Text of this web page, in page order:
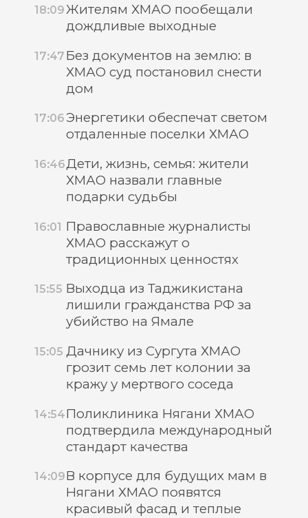
18:09Жителям ХМАО пообещали
дождливые выходные
17:47 Без документов на землю: в
ХМАО суд постановил снести
дом
17:06 Энергетики обеспечат светом
отдаленные поселки ХМАО
16:46Дети, жизнь, семья: жители
ХМАО назвали главные
подарки судьбы
16:01 Православные журналисты
ХМАО расскажут о
традиционных ценностях
15:55 Выходца из Таджикистана
лишили гражданства РФ за
убийство на Ямале
15:05 Дачнику из Сургута ХМАО
грозит семь лет колонии за
кражу у мертвого соседа
14:54Поликлиника Нягани ХМАО
подтвердила международный
стандарт качества
14:09В корпусе для будущих мам в
Нягани ХМАО появятся
красивый фасад и теплые